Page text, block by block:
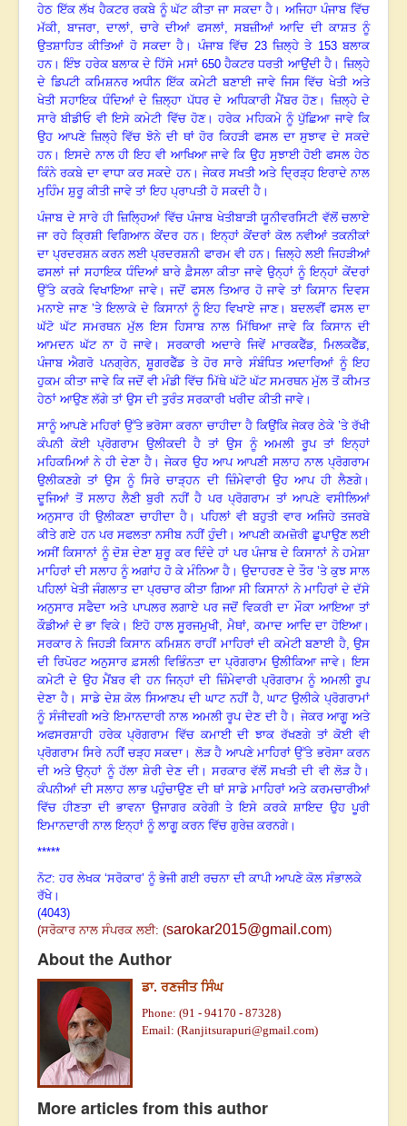
ਹੇਠ ਇੱਕ ਲੱਖ ਹੈਕਟਰ ਰਕਬੇ ਨੂੰ ਘੱਟ ਕੀਤਾ ਜਾ ਸਕਦਾ ਹੈ । ਅਜਿਹਾ ਪੰਜਾਬ ਵਿੱਚ
ਮੱਕੀ, ਬਾਜਰਾ, ਦਾਲਾਂ, ਚਾਰੇ ਦੀਆਂ ਫਸਲਾਂ, ਸਬਜ਼ੀਆਂ ਆਦਿ ਦੀ ਕਾਸ਼ਤ ਨੂੰ
ਉਤਸ਼ਾਹਿਤ ਕੀਤਿਆਂ ਹੋ ਸਕਦਾ ਹੈ । ਪੰਜਾਬ ਵਿੱਚ 23 ਜ਼ਿਲ੍ਹੇ ਤੇ 153 ਬਲਾਕ
ਹਨ।ਇੰਝ ਹਰੇਕ ਬਲਾਕ ਦੇ ਹਿੱਸੇ ਮਸਾਂ 650 ਹੈਕਟਰ ਧਰਤੀ ਆਉਂਦੀ ਹੈ। ਜ਼ਿਲ੍ਹੇ
ਦੇ ਡਿਪਟੀ ਕਮਿਸ਼ਨਰ ਅਧੀਨ ਇੱਕ ਕਮੇਟੀ ਬਣਾਈ ਜਾਵੇ ਜਿਸ ਵਿੱਚ ਖੇਤੀ ਅਤੇ
ਖੇਤੀ ਸਹਾਇਕ ਧੰਦਿਆਂ ਦੇ ਜ਼ਿਲ੍ਹਾ ਪੱਧਰ ਦੇ ਅਧਿਕਾਰੀ ਮੈਂਬਰ ਹੋਣ। ਜ਼ਿਲ੍ਹੇ ਦੇ
ਸਾਰੇ ਬੀਡੀਓ ਵੀ ਇਸੇ ਕਮੇਟੀ ਵਿੱਚ ਹੋਣ।ਹਰੇਕ ਮਹਿਕਮੇ ਨੂੰ ਪੁੱਛਿਆ ਜਾਵੇ ਕਿ
ਉਹ ਆਪਣੇ ਜ਼ਿਲ੍ਹੇ ਵਿੱਚ ਝੋਨੇ ਦੀ ਥਾਂ ਹੋਰ ਕਿਹੜੀ ਫਸਲ ਦਾ ਸੁਝਾਵ ਦੇ ਸਕਦੇ
ਹਨ।ਇਸਦੇ ਨਾਲ ਹੀ ਇਹ ਵੀ ਆਖਿਆ ਜਾਵੇ ਕਿ ਉਹ ਸੁਝਾਈ ਹੋਈ ਫਸਲ ਹੇਠ
ਕਿੰਨੇ ਰਕਬੇ ਦਾ ਵਾਧਾ ਕਰ ਸਕਦੇ ਹਨ। ਜੇਕਰ ਸਖਤੀ ਅਤੇ ਦ੍ਰਿੜ੍ਹ ਇਰਾਦੇ ਨਾਲ
ਮੁਹਿੰਮ ਸ਼ੁਰੂ ਕੀਤੀ ਜਾਵੇ ਤਾਂ ਇਹ ਪ੍ਰਾਪਤੀ ਹੋ ਸਕਦੀ ਹੈ ।
ਪੰਜਾਬ ਦੇ ਸਾਰੇ ਹੀ ਜ਼ਿਲ੍ਹਿਆਂ ਵਿੱਚ ਪੰਜਾਬ ਖੇਤੀਬਾੜੀ ਯੂਨੀਵਰਸਿਟੀ ਵੱਲੋਂ ਚਲਾਏ
ਜਾ ਰਹੇ ਕ੍ਰਿਸ਼ੀ ਵਿਗਿਆਨ ਕੇਂਦਰ ਹਨ।ਇਨ੍ਹਾਂ ਕੇਂਦਰਾਂ ਕੋਲ ਨਵੀਆਂ ਤਕਨੀਕਾਂ
ਦਾ ਪ੍ਰਦਰਸ਼ਨ ਕਰਨ ਲਈ ਪ੍ਰਦਰਸ਼ਨੀ ਫਾਰਮ ਵੀ ਹਨ। ਜ਼ਿਲ੍ਹੇ ਲਈ ਜਿਹੜੀਆਂ
ਫਸਲਾਂ ਜਾਂ ਸਹਾਇਕ ਧੰਦਿਆਂ ਬਾਰੇ ਫ਼ੈਸਲਾ ਕੀਤਾ ਜਾਵੇ ਉਨ੍ਹਾਂ ਨੂੰ ਇਨ੍ਹਾਂ ਕੇਂਦਰਾਂ
ਉੱਤੇ ਕਰਕੇ ਵਿਖਾਇਆ ਜਾਵੇ।ਜਦੋਂ ਫਸਲ ਤਿਆਰ ਹੋ ਜਾਵੇ ਤਾਂ ਕਿਸਾਨ ਦਿਵਸ
ਮਨਾਏ ਜਾਣ ’ਤੇ ਇਲਾਕੇ ਦੇ ਕਿਸਾਨਾਂ ਨੂੰ ਇਹ ਵਿਖਾਏ ਜਾਣ।ਬਦਲਵੀਂ ਫਸਲ ਦਾ
ਘੱਟੋ ਘੱਟ ਸਮਰਥਨ ਮੁੱਲ ਇਸ ਹਿਸਾਬ ਨਾਲ ਮਿੱਥਿਆ ਜਾਵੇ ਕਿ ਕਿਸਾਨ ਦੀ
ਆਮਦਨ ਘੱਟ ਨਾ ਹੋ ਜਾਵੇ। ਸਰਕਾਰੀ ਅਦਾਰੇ ਜਿਵੇਂ ਮਾਰਕਫੈੱਡ, ਮਿਲਕਫੈੱਡ,
ਪੰਜਾਬ ਐਗਰੋ ਪਨਗ੍ਰੇਨ, ਸ਼ੂਗਰਫੈੱਡ ਤੇ ਹੋਰ ਸਾਰੇ ਸੰਬੰਧਿਤ ਅਦਾਰਿਆਂ ਨੂੰ ਇਹ
ਹੁਕਮ ਕੀਤਾ ਜਾਵੇ ਕਿ ਜਦੋਂ ਵੀ ਮੰਡੀ ਵਿੱਚ ਮਿੱਥੇ ਘੱਟੋ ਘੱਟ ਸਮਰਥਨ ਮੁੱਲ ਤੋਂ ਕੀਮਤ
ਹੇਠਾਂ ਆਉਣ ਲੱਗੇ ਤਾਂ ਉਸ ਦੀ ਤੁਰੰਤ ਸਰਕਾਰੀ ਖਰੀਦ ਕੀਤੀ ਜਾਵੇ।
ਸਾਨੂੰ ਆਪਣੇ ਮਹਿਰਾਂ ਉੱਤੇ ਭਰੋਸਾ ਕਰਨਾ ਚਾਹੀਦਾ ਹੈ ਕਿਉਂਕਿ ਜੇਕਰ ਠੇਕੇ ’ਤੇ ਰੱਖੀ
ਕੰਪਨੀ ਕੋਈ ਪ੍ਰੋਗਰਾਮ ਉਲੀਕਦੀ ਹੈ ਤਾਂ ਉਸ ਨੂੰ ਅਮਲੀ ਰੂਪ ਤਾਂ ਇਨ੍ਹਾਂ
ਮਹਿਕਮਿਆਂ ਨੇ ਹੀ ਦੇਣਾ ਹੈ ।ਜੇਕਰ ਉਹ ਆਪ ਆਪਣੀ ਸਲਾਹ ਨਾਲ ਪ੍ਰੋਗਰਾਮ
ਉਲੀਕਣਗੇ ਤਾਂ ਉਸ ਨੂੰ ਸਿਰੇ ਚਾੜ੍ਹਨ ਦੀ ਜ਼ਿੰਮੇਵਾਰੀ ਉਹ ਆਪ ਹੀ ਲੈਣਗੇ।
ਦੂਜਿਆਂ ਤੋਂ ਸਲਾਹ ਲੈਣੀ ਬੁਰੀ ਨਹੀਂ ਹੈ ਪਰ ਪ੍ਰੋਗਰਾਮ ਤਾਂ ਆਪਣੇ ਵਸੀਲਿਆਂ
ਅਨੁਸਾਰ ਹੀ ਉਲੀਕਣਾ ਚਾਹੀਦਾ ਹੈ । ਪਹਿਲਾਂ ਵੀ ਬਹੁਤੀ ਵਾਰ ਅਜਿਹੇ ਤਜਰਬੇ
ਕੀਤੇ ਗਏ ਹਨ ਪਰ ਸਫਲਤਾ ਨਸੀਬ ਨਹੀਂ ਹੁੰਦੀ।ਆਪਣੀ ਕਮਜ਼ੋਰੀ ਛੁਪਾਉਣ ਲਈ
ਅਸੀਂ ਕਿਸਾਨਾਂ ਨੂੰ ਦੋਸ਼ ਦੇਣਾ ਸ਼ੁਰੂ ਕਰ ਦਿੰਦੇ ਹਾਂ ਪਰ ਪੰਜਾਬ ਦੇ ਕਿਸਾਨਾਂ ਨੇ ਹਮੇਸ਼ਾ
ਮਾਹਿਰਾਂ ਦੀ ਸਲਾਹ ਨੂੰ ਅਗਾਂਹ ਹੋ ਕੇ ਮੰਨਿਆ ਹੈ । ਉਦਾਹਰਣ ਦੇ ਤੌਰ ’ਤੇ ਕੁਝ ਸਾਲ
ਪਹਿਲਾਂ ਖੇਤੀ ਜੰਗਲਾਤ ਦਾ ਪ੍ਰਚਾਰ ਕੀਤਾ ਗਿਆ ਸੀ ਕਿਸਾਨਾਂ ਨੇ ਮਾਹਿਰਾਂ ਦੇ ਦੱਸੇ
ਅਨੁਸਾਰ ਸਫੈਦਾ ਅਤੇ ਪਾਪਲਰ ਲਗਾਏ ਪਰ ਜਦੋਂ ਵਿਕਰੀ ਦਾ ਮੌਕਾ ਆਇਆ ਤਾਂ
ਕੌਡੀਆਂ ਦੇ ਭਾ ਵਿਕੇ ।ਇਹੋ ਹਾਲ ਸੂਰਜਮੁਖੀ, ਮੈਥਾਂ, ਕਮਾਦ ਆਦਿ ਦਾ ਹੋਇਆ।
ਸਰਕਾਰ ਨੇ ਜਿਹੜੀ ਕਿਸਾਨ ਕਮਿਸ਼ਨ ਰਾਹੀਂ ਮਾਹਿਰਾਂ ਦੀ ਕਮੇਟੀ ਬਣਾਈ ਹੈ, ਉਸ
ਦੀ ਰਿਪੋਰਟ ਅਨੁਸਾਰ ਫ਼ਸਲੀ ਵਿਭਿੰਨਤਾ ਦਾ ਪ੍ਰੋਗਰਾਮ ਉਲੀਕਿਆ ਜਾਵੇ।ਇਸ
ਕਮੇਟੀ ਦੇ ਉਹ ਮੈਂਬਰ ਵੀ ਹਨ ਜਿਨ੍ਹਾਂ ਦੀ ਜ਼ਿੰਮੇਵਾਰੀ ਪ੍ਰੋਗਰਾਮ ਨੂੰ ਅਮਲੀ ਰੂਪ
ਦੇਣਾ ਹੈ। ਸਾਡੇ ਦੇਸ਼ ਕੋਲ ਸਿਆਣਪ ਦੀ ਘਾਟ ਨਹੀਂ ਹੈ, ਘਾਟ ਉਲੀਕੇ ਪ੍ਰੋਗਰਾਮਾਂ
ਨੂੰ ਸੰਜੀਦਗੀ ਅਤੇ ਇਮਾਨਦਾਰੀ ਨਾਲ ਅਮਲੀ ਰੂਪ ਦੇਣ ਦੀ ਹੈ । ਜੇਕਰ ਆਗੂ ਅਤੇ
ਅਫਸਰਸ਼ਾਹੀ ਹਰੇਕ ਪ੍ਰੋਗਰਾਮ ਵਿੱਚ ਕਮਾਈ ਦੀ ਝਾਕ ਰੱਖਣਗੇ ਤਾਂ ਕੋਈ ਵੀ
ਪ੍ਰੋਗਰਾਮ ਸਿਰੇ ਨਹੀਂ ਚੜ੍ਹ ਸਕਦਾ । ਲੋੜ ਹੈ ਆਪਣੇ ਮਾਹਿਰਾਂ ਉੱਤੇ ਭਰੋਸਾ ਕਰਨ
ਦੀ ਅਤੇ ਉਨ੍ਹਾਂ ਨੂੰ ਹੱਲਾ ਸ਼ੇਰੀ ਦੇਣ ਦੀ। ਸਰਕਾਰ ਵੱਲੋਂ ਸਖਤੀ ਦੀ ਵੀ ਲੋੜ ਹੈ ।
ਕੰਪਨੀਆਂ ਦੀ ਸਲਾਹ ਲਾਭ ਪਹੁੰਚਾਉਣ ਦੀ ਥਾਂ ਸਾਡੇ ਮਾਹਿਰਾਂ ਅਤੇ ਕਰਮਚਾਰੀਆਂ
ਵਿੱਚ ਹੀਣਤਾ ਦੀ ਭਾਵਨਾ ਉਜਾਗਰ ਕਰੇਗੀ ਤੇ ਇਸੇ ਕਰਕੇ ਸ਼ਾਇਦ ਉਹ ਪੂਰੀ
ਇਮਾਨਦਾਰੀ ਨਾਲ ਇਨ੍ਹਾਂ ਨੂੰ ਲਾਗੂ ਕਰਨ ਵਿੱਚ ਗੁਰੇਜ਼ ਕਰਨਗੇ।
*****
ਨੋਟ: ਹਰ ਲੇਖਕ ‘ਸਰੋਕਾਰ’ ਨੂੰ ਭੇਜੀ ਗਈ ਰਚਨਾ ਦੀ ਕਾਪੀ ਆਪਣੇ ਕੋਲ ਸੰਭਾਲਕੇ
ਰੱਖੇ।
(4043)
(ਸਰੋਕਾਰ ਨਾਲ ਸੰਪਰਕ ਲਈ: (sarokar2015@gmail.com)
About the Author
ਡਾ. ਰਣਜੀਤ ਸਿੰਘ
Phone: (91 - 94170 - 87328)
Email: (Ranjitsurapuri@gmail.com)
More articles from this author